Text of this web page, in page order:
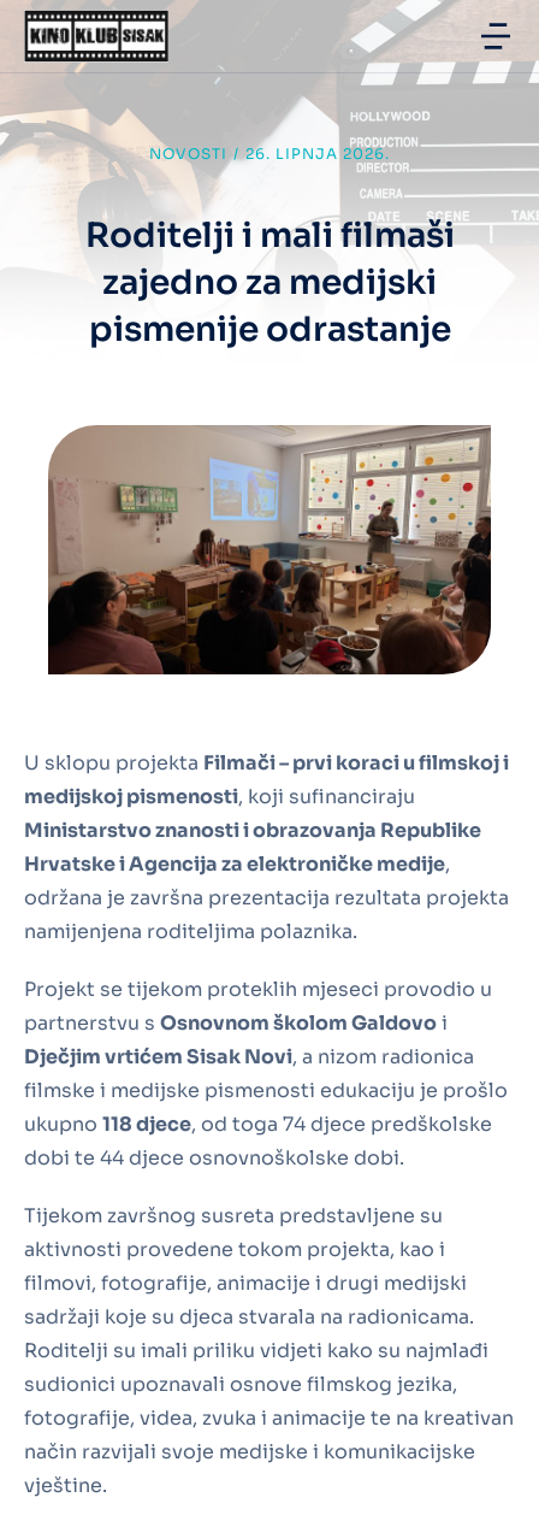
NOVOSTI / 26. LIPNJA 2026.
Roditelji i mali filmaši
zajedno za medijski
pismenije odrastanje
U sklopu projekta Filmači – prvi koraci u filmskoj i
medijskoj pismenosti, koji sufinanciraju
Ministarstvo znanosti i obrazovanja Republike
Hrvatske i Agencija za elektroničke medije,
održana je završna prezentacija rezultata projekta
namijenjena roditeljima polaznika.
Projekt se tijekom proteklih mjeseci provodio u
partnerstvu s Osnovnom školom Galdovoi
Dječjim vrtićem Sisak Novi, a nizom radionica
filmske i medijske pismenosti edukaciju je prošlo
ukupno 118 djece, od toga 74 djece predškolske
dobi te 44 djece osnovnoškolske dobi.
Tijekom završnog susreta predstavljene su
aktivnosti provedene tokom projekta, kao i
filmovi, fotografije, animacije i drugi medijski
sadržaji koje su djeca stvarala na radionicama.
Roditelji su imali priliku vidjeti kako su najmlađi
sudionici upoznavali osnove filmskog jezika,
fotografije, videa, zvuka i animacije te na kreativan
način razvijali svoje medijske i komunikacijske
vještine.